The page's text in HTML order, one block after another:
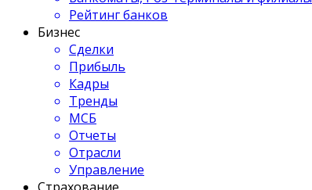
Рейтинг банков
Бизнес
Сделки
Прибыль
Кадры
Тренды
МСБ
Отчеты
Отрасли
Управление